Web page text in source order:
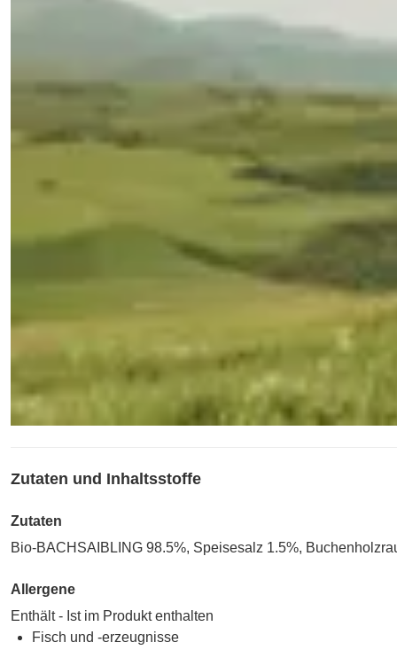
Zutaten und Inhaltsstoffe
Zutaten
Bio-BACHSAIBLING 98.5%, Speisesalz 1.5%,
Allergene
Enthält - Ist im Produkt enthalten
Fisch und -erzeugnisse